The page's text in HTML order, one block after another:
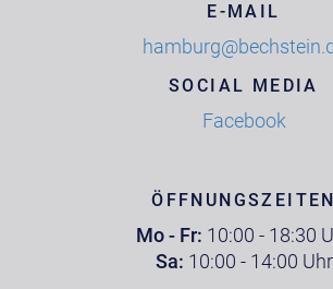
E-MAIL
SOCIAL MEDIA
Facebook
ÖFFNUNGSZEITEN
Mo - Fr: 10:00 - 18:30
Sa: 10:00 - 14:00 Uhr